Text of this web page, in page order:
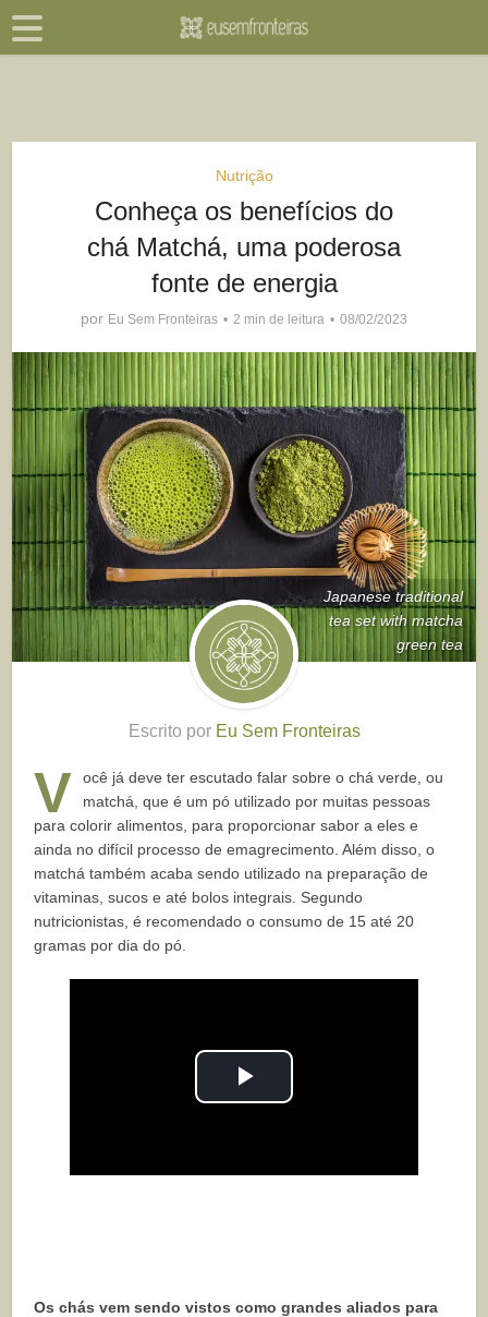
Nutrição
Conheça os benefícios do
chá Matchá, uma poderosa
fonte de energia
por Eu Sem Fronteiras 2 min de leitura 08/02/2023
Japanese traditional
tea set with matcha
green tea
Escrito por Eu Sem Fronteiras
V
ocê já deve ter escutado falar sobre o chá verde, ou
matchá, que é um pó utilizado por muitas pessoas
para colorir alimentos, para proporcionar sabor a eles e
ainda no difícil processo de emagrecimento. Além disso, o
matchá também acaba sendo utilizado na preparação de
vitaminas, sucos e até bolos integrais. Segundo
nutricionistas, é recomendado o consumo de 15 até 20
gramas por dia do pó.
Play
Os chás vem sendo vistos como grandes aliados para